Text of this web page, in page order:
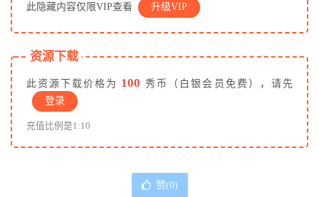
此隐藏内容仅限VIP查看 升级VIP
资源下载
此资源下载价格为 100 秀币（白银会员免费），请先
登录
充值比例是1:10
赞(0)